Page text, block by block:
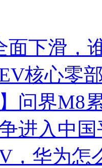
面下滑，
核心零
问界M8
进入中
，华为怎